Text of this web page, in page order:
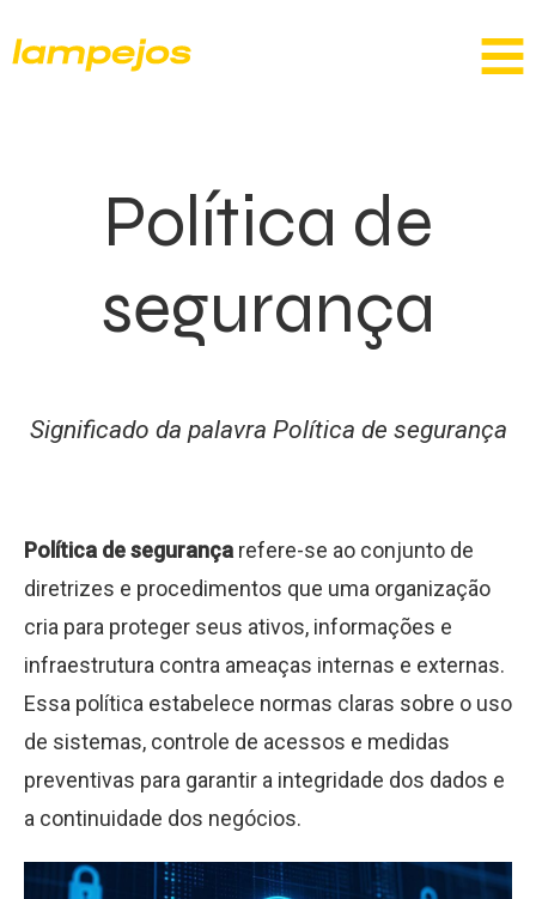
Política de
segurança
Significado da palavra Política de segurança
Política de segurança refere-se ao conjunto de
diretrizes e procedimentos que uma organização
cria para proteger seus ativos, informações e
infraestrutura contra ameaças internas e externas.
Essa política estabelece normas claras sobre o uso
de sistemas, controle de acessos e medidas
preventivas para garantir a integridade dos dados e
a continuidade dos negócios.